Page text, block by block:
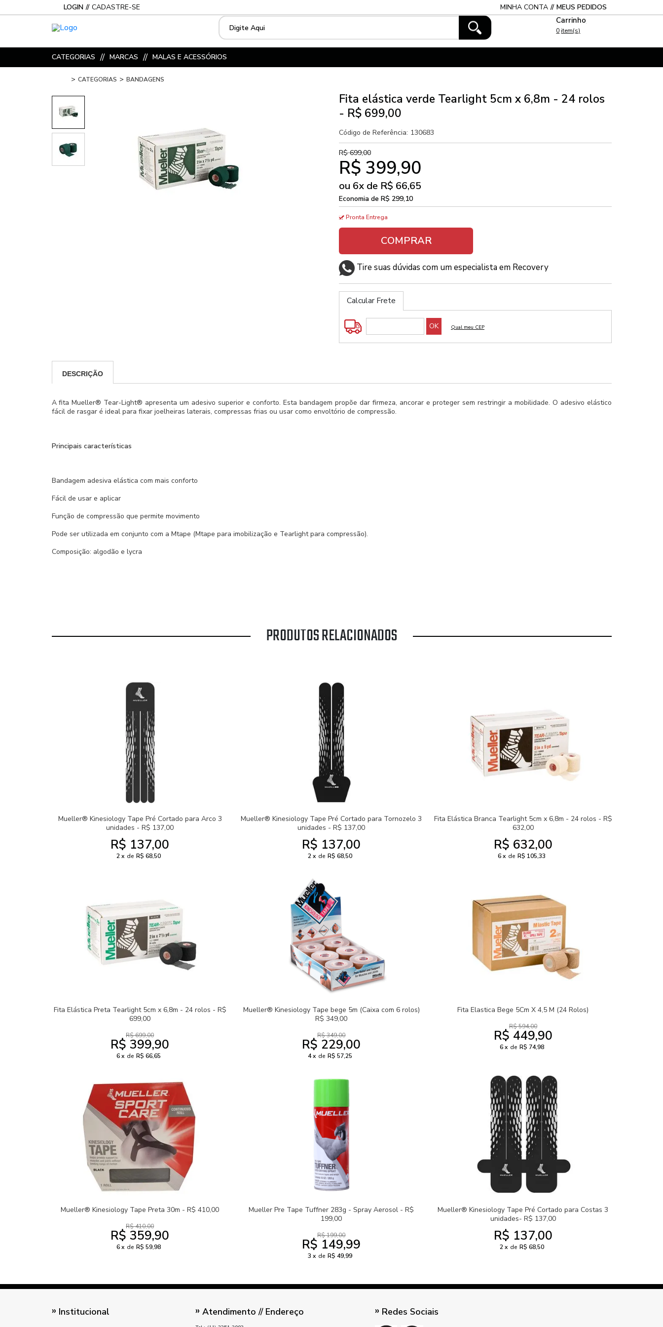
LOGIN CADASTRE-SE MINHA CONTA MEUS PEDIDOS
0
CATEGORIAS MARCAS MALAS E ACESSÓRIOS
CATEGORIAS BANDAGENS
Fita elástica verde Tearlight 5cm x 6,8m - 24 rolos
- R$ 699,00
Código de Referência: 130683
R$ 699,00
R$ 399,90
ou 6x de R$ 66,65
Economia de R$ 299,10
Pronta Entrega
COMPRAR
Tire suas dúvidas com um especialista em Recovery
Calcular Frete
DESCRIÇÃO
A fita Mueller® Tear-Light® apresenta um adesivo superior e conforto. Esta bandagem propõe dar firmeza, ancorar e proteger sem restringir a mobilidade. O adesivo elástico
fácil de rasgar é ideal para fixar joelheiras laterais, compressas frias ou usar como envoltório de compressão.
Principais características
Bandagem adesiva elástica com mais conforto
Fácil de usar e aplicar
Função de compressão que permite movimento
Pode ser utilizada em conjunto com a Mtape (Mtape para imobilização e Tearlight para compressão).
Composição: algodão e lycra
PRODUTOS RELACIONADOS
Mueller® Kinesiology Tape Pré Cortado para Arco 3
unidades - R$ 137,00
R$ 137,00
2 de R$ 68,50
Mueller® Kinesiology Tape Pré Cortado para Tornozelo 3
unidades - R$ 137,00
R$ 137,00
2 de R$ 68,50
Fita Elástica Branca Tearlight 5cm x 6,8m - 24 rolos - R$
632,00
R$ 632,00
6 de R$ 105,33
Fita Elástica Preta Tearlight 5cm x 6,8m - 24 rolos - R$
699,00
R$ 699,00
R$ 399,90
6 de R$ 66,65
Mueller® Kinesiology Tape bege 5m (Caixa com 6 rolos)
R$ 349,00
R$ 349,00
R$ 229,00
4 de R$ 57,25
Fita Elastica Bege 5Cm X 4,5 M (24 Rolos)
R$ 594,00
R$ 449,90
6 de R$ 74,98
Mueller® Kinesiology Tape Preta 30m - R$ 410,00
R$ 410,00
R$ 359,90
6 de R$ 59,98
Mueller Pre Tape Tuffner 283g - Spray Aerosol - R$
199,00
R$ 199,00
R$ 149,99
3 de R$ 49,99
Mueller® Kinesiology Tape Pré Cortado para Costas 3
unidades- R$ 137,00
R$ 137,00
2 de R$ 68,50
Institucional Atendimento // Endereço Redes Sociais